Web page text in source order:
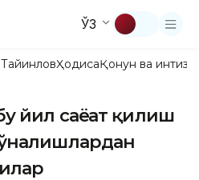
ЎЗ
ТайинловҲодисаҚонун ва
йил саёҳат қилиш